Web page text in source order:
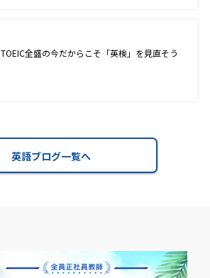
TOEIC全盛の今だからこそ「英検」を見直そう
英語ブログ一覧へ